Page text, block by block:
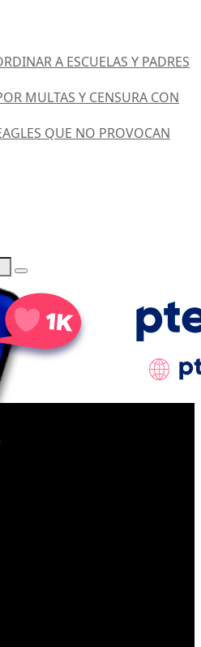
A ESCUELAS Y PADRES
MULTAS Y CENSURA CON
QUE NO PROVOCAN